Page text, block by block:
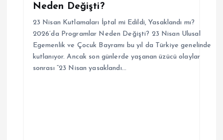
Neden Değişti?
23 Nisan Kutlamaları İptal mi Edildi, Yasaklandı mı?
2026’da Programlar Neden Değişti? 23 Nisan Ulusal
Egemenlik ve Çocuk Bayramı bu yıl da Türkiye genelinde
kutlanıyor. Ancak son günlerde yaşanan üzücü olaylar
sonrası “23 Nisan yasaklandı…